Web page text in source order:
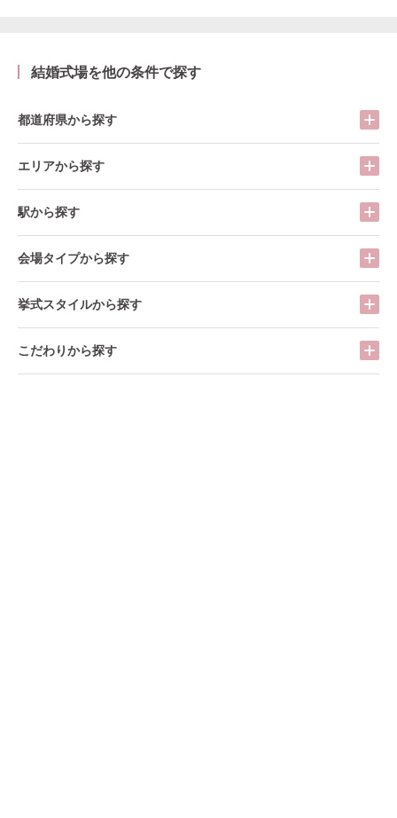
結婚式場を他の条件で探す
都道府県から探す
エリアから探す
駅から探す
会場タイプから探す
挙式スタイルから探す
こだわりから探す